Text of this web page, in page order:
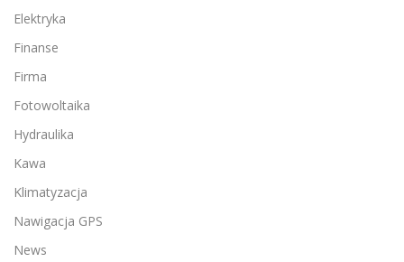
Elektryka
Finanse
Firma
Fotowoltaika
Hydraulika
Kawa
Klimatyzacja
Nawigacja GPS
News